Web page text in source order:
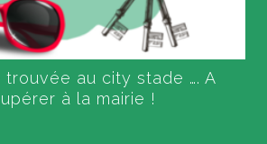
trouvée au city stade …. A
à la mairie !